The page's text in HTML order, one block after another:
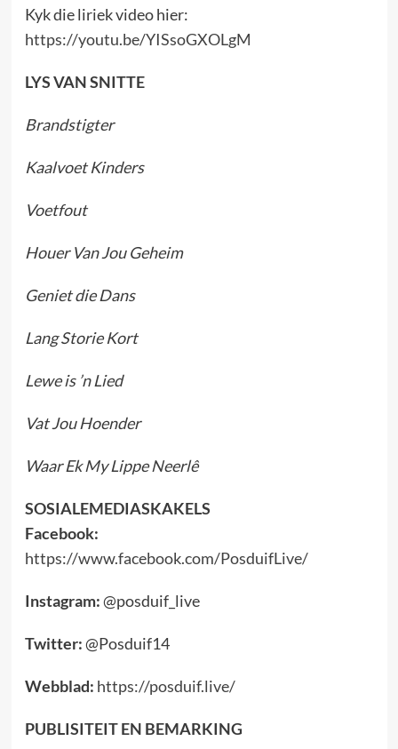
Kyk die liriek video hier:
https://youtu.be/YISsoGXOLgM
LYS VAN SNITTE
Brandstigter
Kaalvoet Kinders
Voetfout
Houer Van Jou Geheim
Geniet die Dans
Lang Storie Kort
Lewe is ’n Lied
Vat Jou Hoender
Waar Ek My Lippe Neerlê
SOSIALEMEDIASKAKELS
Facebook:
https://www.facebook.com/PosduifLive/
Instagram:@posduif_live
Twitter:@Posduif14
Webblad: https://posduif.live/
PUBLISITEIT EN BEMARKING